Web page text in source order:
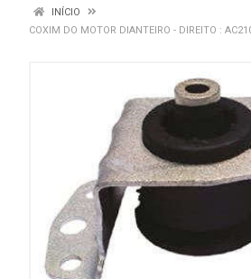
INÍCIO
COXIM DO MOTOR DIANTEIRO - DIREITO :